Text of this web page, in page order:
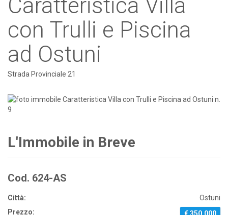
Caratteristica Villa
con Trulli e Piscina
ad Ostuni
Strada Provinciale 21
L'Immobile in Breve
Cod. 624-AS
Città:
Ostuni
Prezzo: